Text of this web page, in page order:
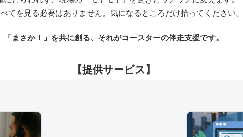
てを見る必要はありません。気になるところだけ拾ってください。
「まさか！」を共に創る、それがコースターの伴走支援です。
【提供サービス】